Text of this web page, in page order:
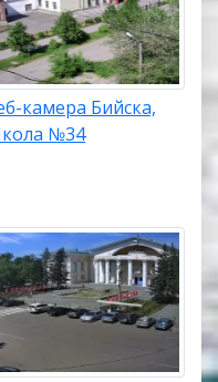
камера Бийска,
№34